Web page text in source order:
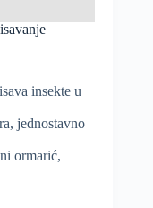
insekte u
jednostavno
ormarić,